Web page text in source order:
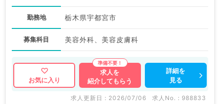
勤務地 栃木県宇都宮市
募集科目 美容外科、美容皮膚科
お気に入り
求人を
紹介してもらう
詳細を
見る
求人更新日 : 2026/07/06 求人No. : 988833